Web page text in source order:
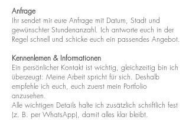
Anfrage
Ihr sendet mir eure Anfrage mit Datum, Stadt und
gewünschter Stundenanzahl. Ich antworte euch in der
Regel schnell und schicke euch ein passendes Angebot.
Kennenlernen & Informationen
Ein persönlicher Kontakt ist wichtig, gleichzeitig bin ich
überzeugt: Meine Arbeit spricht für sich. Deshalb
empfehle ich euch, euch zuerst mein Portfolio
anzusehen.
Alle wichtigen Details halte ich zusätzlich schriftlich fest
(z. B. per WhatsApp), damit alles klar bleibt.